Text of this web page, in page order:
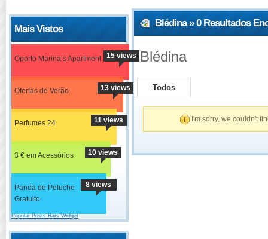
Mais Vistos
Oporto Marina’s Apartment 15 views
Ofertas de Verão 13 views
Perfumes 24 11 views
3 € em Acessórios 10 views
Panda de Peluche
Gratuito
8 views
Popular Posts Bars Widget
Blédina » 0 Resultados
Blédina
Todos
I'm sorry, we couldn't